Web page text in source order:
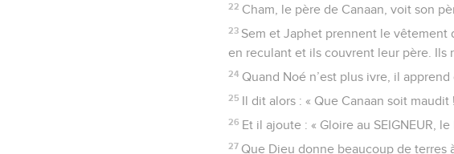
22 Cham, le père de Canaan, voit son
23 Sem et Japhet prennent le vêtement
en reculant et ils couvrent leur père. Ils
24 Quand Noé n’est plus ivre, il
25 Il dit alors : « Que Canaan soit
26 Et il ajoute : « Gloire au SEIGNEUR,
27 Que Dieu donne beaucoup de terres